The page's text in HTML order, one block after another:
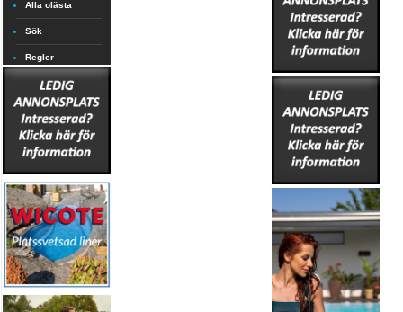
Alla olästa
Sök
Regler